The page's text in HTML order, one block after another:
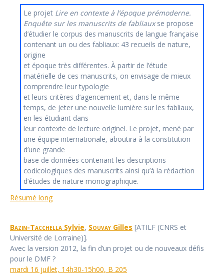
Le projet Lire en contexte à l’époque prémoderne.
Enquête sur les manuscrits de fabliauxse propose
d’étudier le corpus des manuscrits de langue française
contenant un ou des fabliaux: 43 recueils de nature,
origine
et époque très différentes. À partir de l’étude
matérielle de ces manuscrits, on envisage de mieux
comprendre leur typologie
et leurs critères d’agencement et, dans le même
temps, de jeter une nouvelle lumière sur les fabliaux,
en les étudiant dans
leur contexte de lecture originel. Le projet, mené par
une équipe internationale, aboutira à la constitution
d’une grande
base de données contenant les descriptions
codicologiques des manuscrits ainsi qu’à la rédaction
d’études de nature monographique.
Résumé long
Bazin-Tacchella Sylvie, Souvay Gilles [ATILF (CNRS et
Université de Lorraine)].
Avec la version 2012, la fin d’un projet ou de nouveaux défis
pour le DMF ?
mardi 16 juillet, 14h30-15h00, B 205